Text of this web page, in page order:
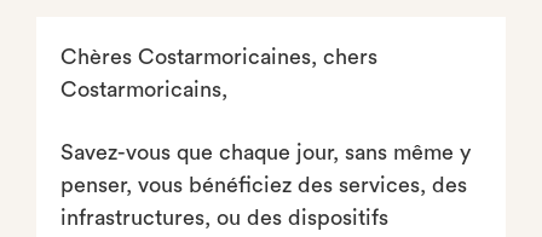
Chères Costarmoricaines, chers
Costarmoricains,
Savez-vous que chaque jour, sans même y
penser, vous bénéficiez des services, des
infrastructures, ou des dispositifs